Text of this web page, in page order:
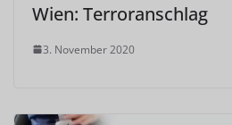
Wien: Terroranschlag
3. November 2020